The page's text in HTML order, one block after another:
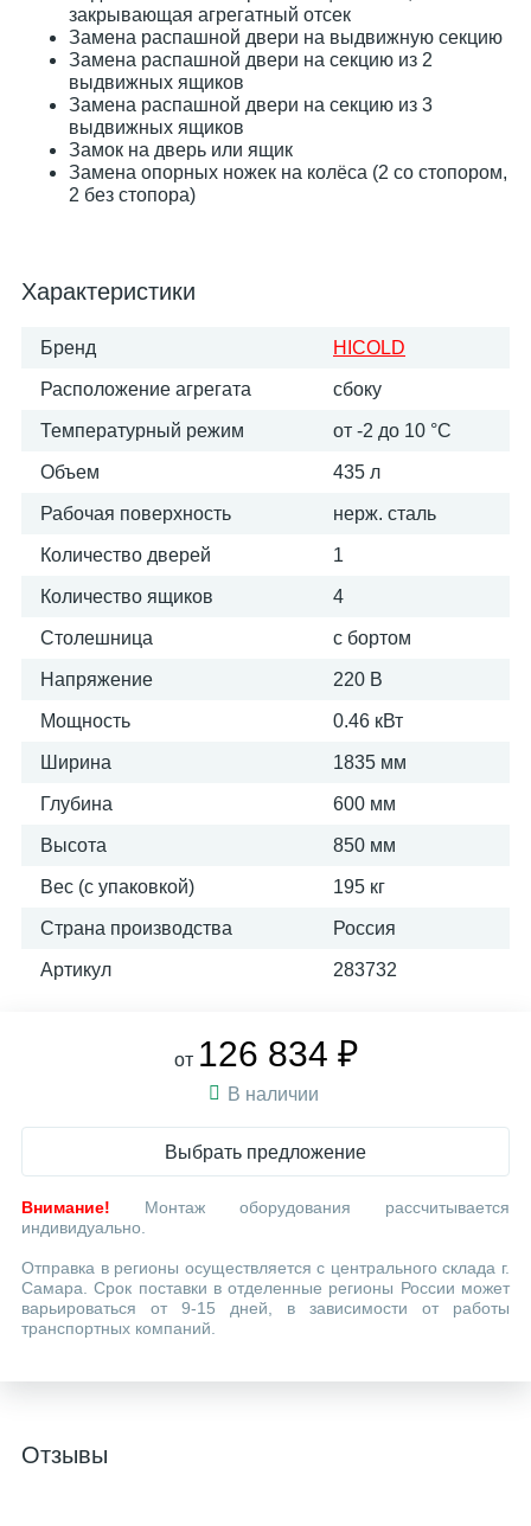
закрывающая агрегатный отсек
Замена распашной двери на выдвижную секцию
Замена распашной двери на секцию из 2
выдвижных ящиков
Замена распашной двери на секцию из 3
выдвижных ящиков
Замок на дверь или ящик
Замена опорных ножек на колёса (2 со стопором,
2 без стопора)
Характеристики
Бренд HICOLD
Расположение агрегата сбоку
Температурный режим от -2 до 10 °С
Объем 435 л
Рабочая поверхность нерж. сталь
Количество дверей 1
Количество ящиков 4
Столешница с бортом
Напряжение 220 В
Мощность 0.46 кВт
Ширина 1835 мм
Глубина 600 мм
Высота 850 мм
Вес (с упаковкой) 195 кг
Страна производства Россия
Артикул 283732
от 126 834 ₽
В наличии
Выбрать предложение
Внимание! Монтаж оборудования рассчитывается
индивидуально.
Отправка в регионы осуществляется с центрального склада г.
Самара. Срок поставки в отделенные регионы России может
варьироваться от 9-15 дней, в зависимости от работы
транспортных компаний.
Отзывы